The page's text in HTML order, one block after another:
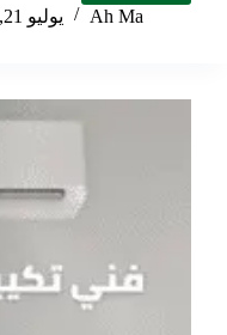
Ah Ma يوليو 21, 2024